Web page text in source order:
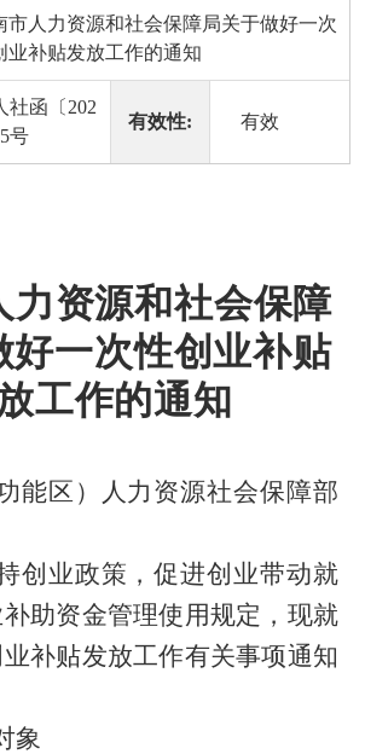
市人力资源和社会保障局关于做好一次
业补贴发放工作的通知
社函〔202
号
有效性: 有效
力资源和社会保障
好一次性创业补贴
工作的通知
能区） 人力资源社会保障部
创业政策，促进创业带动就
助资金管理使用规定， 现就
补贴发放工作有关事项通知
象